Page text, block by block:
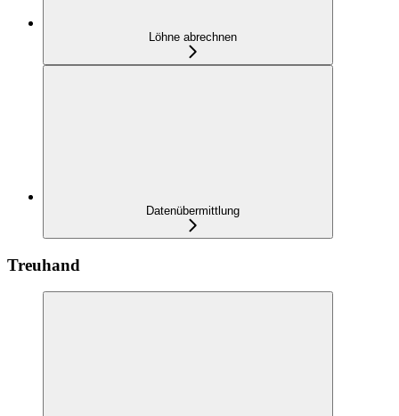
Löhne abrechnen
Datenübermittlung
Treuhand